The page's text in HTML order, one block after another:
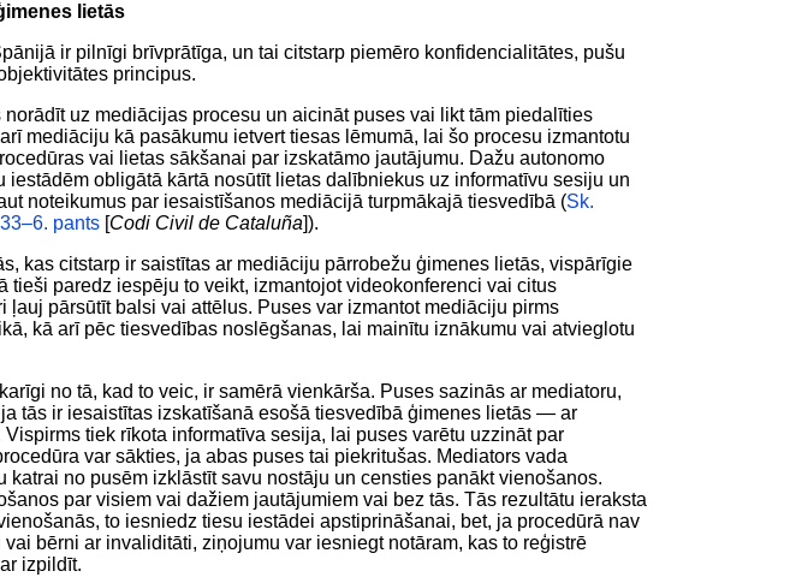
lietās
ir pilnīgi brīvprātīga, un tai citstarp piemēro konfidencialitātes, pušu
principus.
uz mediācijas procesu un aicināt puses vai likt tām piedalīties
mediāciju kā pasākumu ietvert tiesas lēmumā, lai šo procesu izmantotu
vai lietas sākšanai par izskatāmo jautājumu. Dažu autonomo
iestādēm obligātā kārtā nosūtīt lietas dalībniekus uz informatīvu sesiju un
noteikumus par iesaistīšanos mediācijā turpmākajā tiesvedībā (Sk.
pants [Codi Civil de Cataluña]).
kas citstarp ir saistītas ar mediāciju pārrobežu ģimenes lietās, vispārīgie
tieši paredz iespēju to veikt, izmantojot videokonferenci vai citus
ļauj pārsūtīt balsi vai attēlus. Puses var izmantot mediāciju pirms
kā arī pēc tiesvedības noslēgšanas, lai mainītu iznākumu vai atvieglotu
no tā, kad to veic, ir samērā vienkārša. Puses sazinās ar mediatoru,
tās ir iesaistītas izskatīšanā esošā tiesvedībā ģimenes lietās — ar
tiek rīkota informatīva sesija, lai puses varētu uzzināt par
var sākties, ja abas puses tai piekritušas. Mediators vada
katrai no pusēm izklāstīt savu nostāju un censties panākt vienošanos.
par visiem vai dažiem jautājumiem vai bez tās. Tās rezultātu ieraksta
to iesniedz tiesu iestādei apstiprināšanai, bet, ja procedūrā nav
bērni ar invaliditāti, ziņojumu var iesniegt notāram, kas to reģistrē
izpildīt.